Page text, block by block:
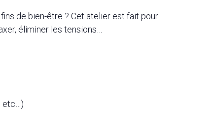
de bien-être ? Cet atelier est fait pour
éliminer les tensions…
etc…)